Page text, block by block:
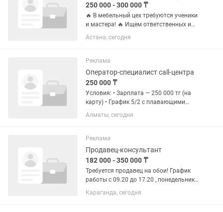
250 000 - 300 000 ₸
🔥 В мебельный цех требуются ученики
и мастера! 🔥 Ищем ответственных и
шустрых ребят от 18 лет. Что делаем:
Изготовление мягкой мебели Кровати,
обязателен! ✅ Всему...
Астана, сегодня
Реклама
Оператор-специалист call-центра
250 000 ₸
Условия: • Зарплата — 250 000 тг (на
карту) • График 5/2 с плавающими
выходными • Смены: 09:00–18:00 /
10:00–19:00 / 12:00–21:00 •
РК • Комфортный офис • Стабильная...
Алматы, сегодня
Реклама
Продавец-консультант
182 000 - 350 000 ₸
Требуется продавец на обои! График
работы с 09.20 до 17.20 , понедельник
выходной( по желанию второй
выходной в будни). Знание казахского !
Караганда, сегодня